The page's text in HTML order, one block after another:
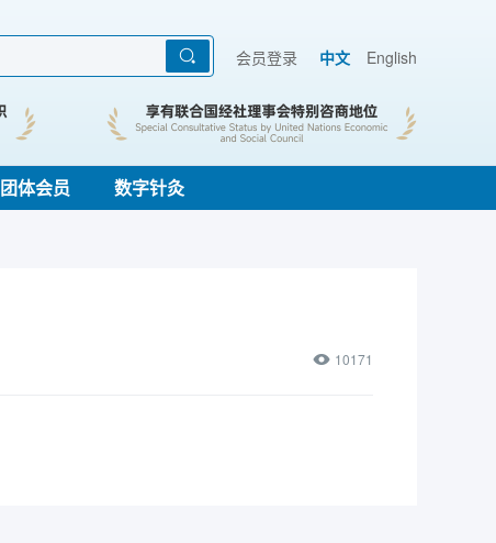
会员登录 中文 English
团体会员 数字针灸
10171